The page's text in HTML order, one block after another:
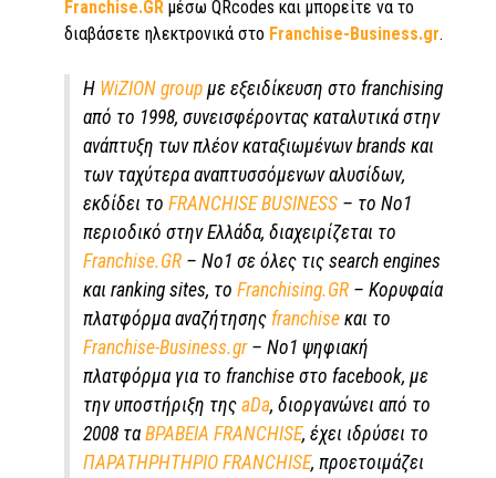
Franchise.GR μέσω QRcodes και μπορείτε να το
διαβάσετε ηλεκτρονικά στο Franchise-Business.gr.
Η WiZION group με εξειδίκευση στο franchising
από το 1998, συνεισφέροντας καταλυτικά στην
ανάπτυξη των πλέον καταξιωμένων brands και
των ταχύτερα αναπτυσσόμενων αλυσίδων,
εκδίδει το FRANCHISE BUSINESS – το Νο1
περιοδικό στην Ελλάδα, διαχειρίζεται το
Franchise.GR – Νο1 σε όλες τις search engines
και ranking sites, το Franchising.GR – Κορυφαία
πλατφόρμα αναζήτησης franchise και το
Franchise-Business.gr– Νο1 ψηφιακή
πλατφόρμα για το franchise στο facebook, με
την υποστήριξη της aDa, διοργανώνει από το
2008 τα ΒΡΑΒΕΙΑ FRANCHISE, έχει ιδρύσει το
ΠΑΡΑΤΗΡΗΤΗΡΙΟ FRANCHISE, προετοιμάζει